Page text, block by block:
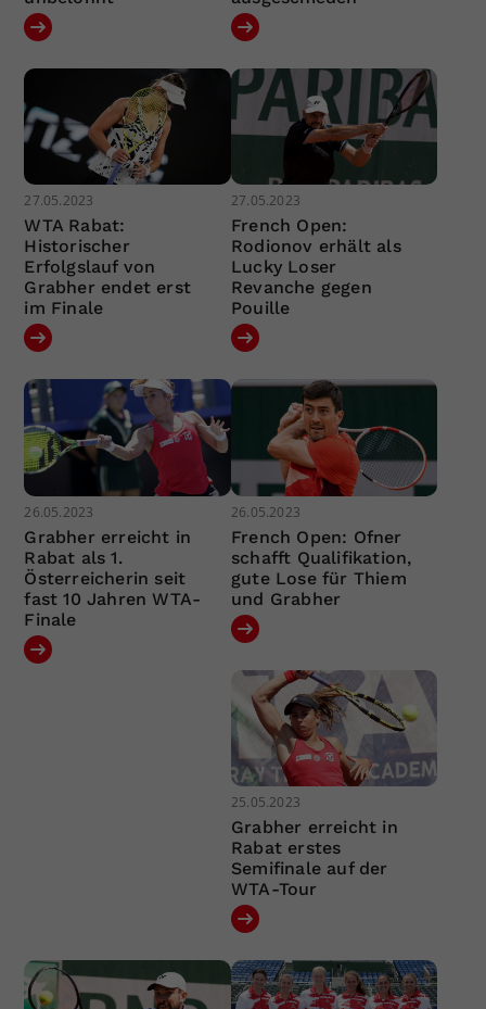
27.05.2023
WTA Rabat:
Historischer
Erfolgslauf von
Grabher endet erst
im Finale
27.05.2023
French Open:
Rodionov erhält als
Lucky Loser
Revanche gegen
Pouille
26.05.2023
Grabher erreicht in
Rabat als 1.
Österreicherin seit
fast 10 Jahren WTA-
Finale
26.05.2023
French Open: Ofner
schafft Qualifikation,
gute Lose für Thiem
und Grabher
25.05.2023
Grabher erreicht in
Rabat erstes
Semifinale auf der
WTA-Tour